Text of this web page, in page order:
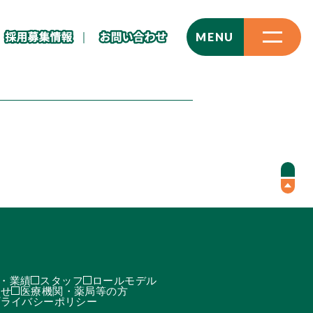
MENU
CLOSE
業績 スタッフ
ロールモデル
医療機関・薬局等の方
イバシーポリシー